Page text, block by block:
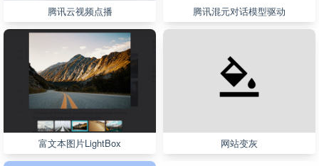
腾讯云视频点播 腾讯混元对话模型驱动
富文本图片LightBox 网站变灰